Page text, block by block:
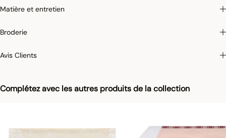
Complétez avec les autres produits de la collection
Matière et entretien
Broderie
Avis Clients